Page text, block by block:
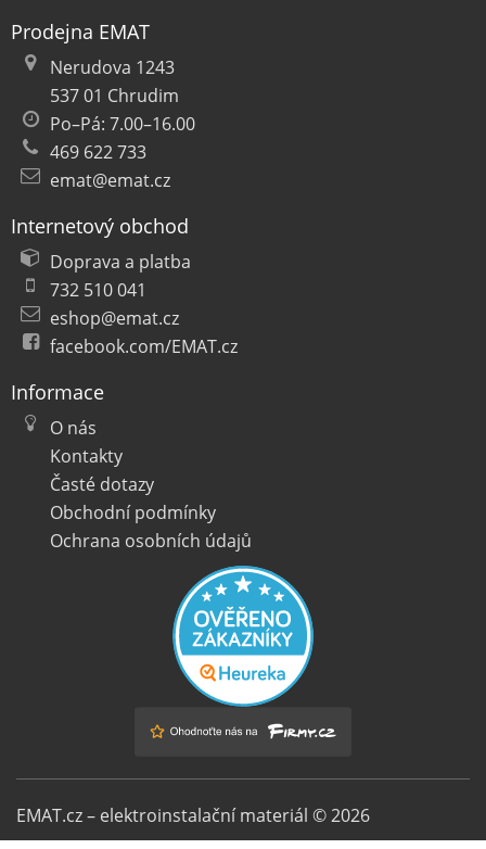
Prodejna EMAT
Nerudova 1243
537 01 Chrudim
Po–Pá: 7.00–16.00
469 622 733
emat@emat.cz
Internetový obchod
Doprava a platba
732 510 041
eshop@emat.cz
facebook.com/EMAT.cz
Informace
O nás
Kontakty
Časté dotazy
Obchodní podmínky
Ochrana osobních údajů
EMAT.cz – elektroinstalační materiál © 2026